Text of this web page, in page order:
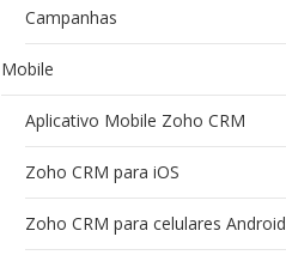
Campanhas
Mobile
Aplicativo Mobile Zoho CRM
Zoho CRM para iOS
Zoho CRM para celulares Android